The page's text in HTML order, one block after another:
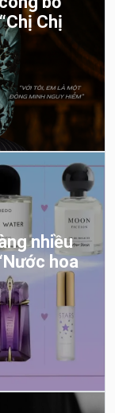
Chị
nhiều
hoa